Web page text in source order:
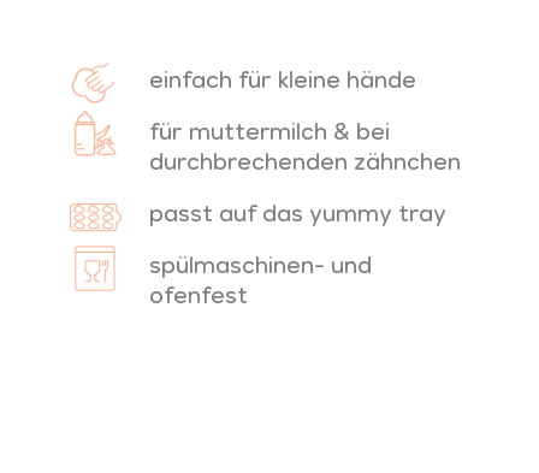
einfach für kleine hände
für muttermilch & bei
durchbrechenden zähnchen
passt auf das yummy tray
spülmaschinen- und
ofenfest